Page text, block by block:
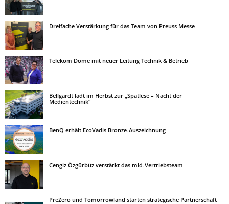
Dreifache Verstärkung für das Team von Preuss Messe
Telekom Dome mit neuer Leitung Technik & Betrieb
Bellgardt lädt im Herbst zur „Spätlese – Nacht der
Medientechnik“
BenQ erhält EcoVadis Bronze-Auszeichnung
Cengiz Özgürbüz verstärkt das mld-Vertriebsteam
PreZero und Tomorrowland starten strategische Partnerschaft